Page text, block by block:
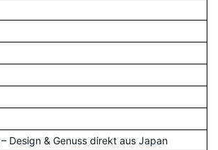
Design & Genuss direkt aus Japan